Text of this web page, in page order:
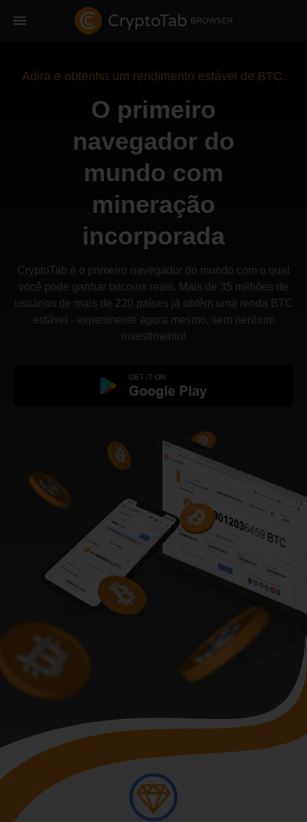
Adira e obtenha um rendimento estável de BTC.
O primeiro
navegador do
mundo com
mineração
incorporada
CryptoTab é o primeiro navegador do mundo com o qual
você pode ganhar bitcoins reais. Mais de 35 milhões de
usuários de mais de 220 países já obtêm uma renda BTC
estável - experimente agora mesmo, sem nenhum
investimento!